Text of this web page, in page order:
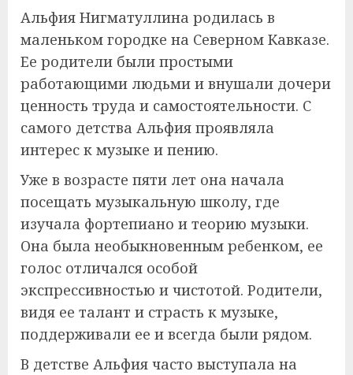
Альфия Нигматуллина родилась в
маленьком городке на Северном Кавказе.
Ее родители были простыми
работающими людьми и внушали дочери
ценность труда и самостоятельности. С
самого детства Альфия проявляла
интерес к музыке и пению.
Уже в возрасте пяти лет она начала
посещать музыкальную школу, где
изучала фортепиано и теорию музыки.
Она была необыкновенным ребенком, ее
голос отличался особой
экспрессивностью и чистотой. Родители,
видя ее талант и страсть к музыке,
поддерживали ее и всегда были рядом.
В детстве Альфия часто выступала на